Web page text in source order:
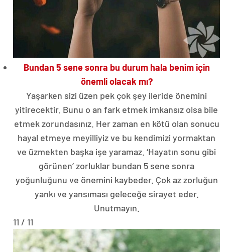
Bundan 5 sene sonra bu durum hala benim için
önemli olacak mı?
Yaşarken sizi üzen pek çok şey ileride önemini
yitirecektir. Bunu o an fark etmek imkansız olsa bile
etmek zorundasınız. Her zaman en kötü olan sonucu
hayal etmeye meyilliyiz ve bu kendimizi yormaktan
ve üzmekten başka işe yaramaz. ‘Hayatın sonu gibi
görünen’ zorluklar bundan 5 sene sonra
yoğunluğunu ve önemini kaybeder. Çok az zorluğun
yankı ve yansıması geleceğe sirayet eder.
Unutmayın.
11 / 11